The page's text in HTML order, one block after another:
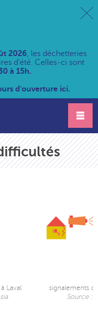
2026, les déchetteries
d'été. Celles-ci sont
à 15h.
d'ouverture ici.
Laval
signalements
Source :